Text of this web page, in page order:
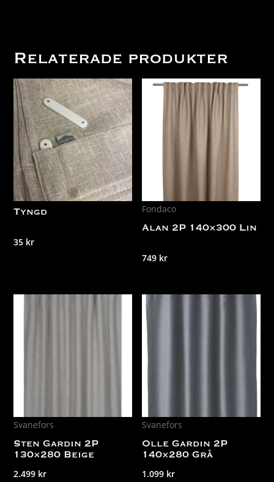
Relaterade produkter
Tyngd
35 kr
Fondaco
Alan 2P 140×300 Lin
749 kr
Svanefors
Sten Gardin 2P
130×280 Beige
2.499 kr
Svanefors
Olle Gardin 2P
140×280 Grå
1.099 kr